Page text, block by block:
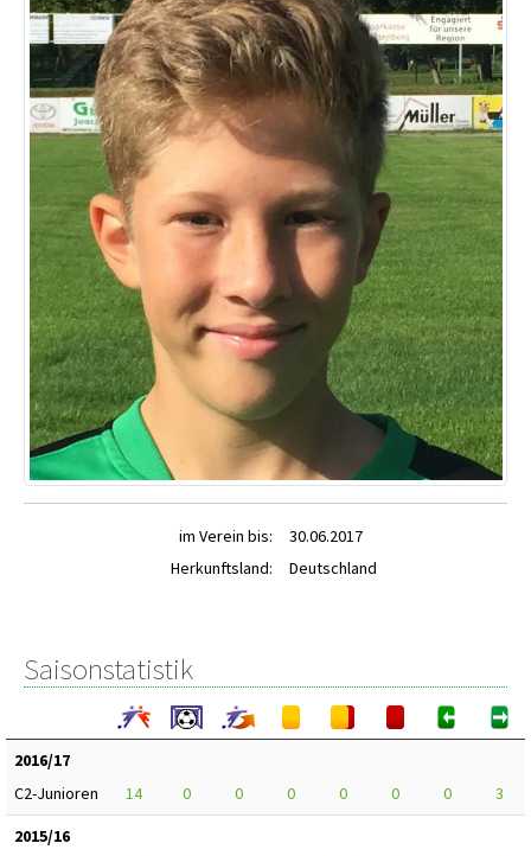
im Verein bis:
30.06.2017
Herkunftsland:
Deutschland
Saisonstatistik
2016/17
C2-Junioren
14 0 0 0 0 0 0
3
2015/16